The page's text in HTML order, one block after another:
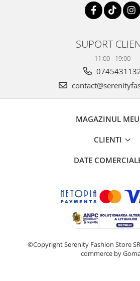
SUPORT
11:00 - 19:00
MAGAZINUL MEU
CLIENTI
DATE
©Copyright Serenity Fashion Store
commerce by